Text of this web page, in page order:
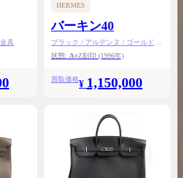
具
HERMES
バーキン40
ブラック / アルデンヌ / ゴールド金
具
状態: A○Z刻印 (1996年)
買取価格¥ 1,150,000